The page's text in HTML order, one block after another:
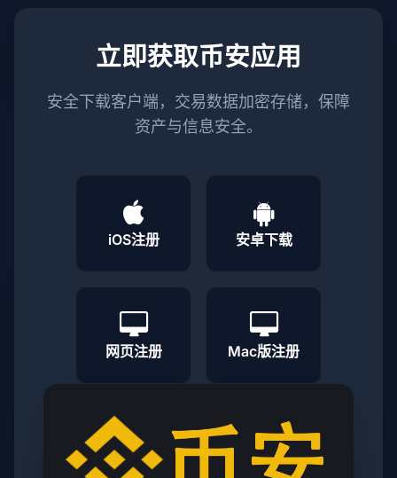
立即获取币安应用
安全下载客户端，交易数据加密存储，保障
资产与信息安全。
iOS注册 安卓下载
网页注册 Mac版注册